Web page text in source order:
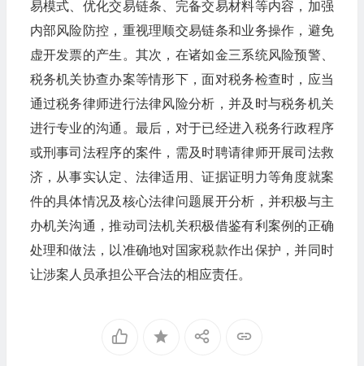
易模式、优化交易链条、完备交易材料等内容，加强
内部风险防控，重视理顺交易链条和业务操作，避免
虚开发票的产生。其次，在诸如金三系统风险预警、
税务机关协查办案等情形下，面对税务检查时，应当
通过税务律师进行法律风险分析，并及时与税务机关
进行专业的沟通。最后，对于已经进入税务行政程序
或刑事司法程序的案件，需及时聘请律师开展司法救
济，从事实认定、法律适用、证据证明力等角度就案
件的具体情况及核心法律问题展开分析，并积极与主
办机关沟通，推动司法机关积极借鉴有利案例的正确
处理和做法，以准确地对国家税款作出保护，并同时
让涉案人员承担公平合法的相应责任。